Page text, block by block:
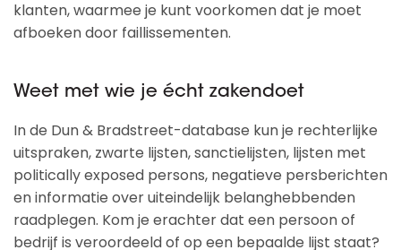
klanten, waarmee je kunt voorkomen dat je moet
afboeken door faillissementen.
Weet met wie je écht zakendoet
In de Dun & Bradstreet-database kun je rechterlijke
uitspraken, zwarte lijsten, sanctielijsten, lijsten met
politically exposed persons, negatieve persberichten
en informatie over uiteindelijk belanghebbenden
raadplegen. Kom je erachter dat een persoon of
bedrijf is veroordeeld of op een bepaalde lijst staat?